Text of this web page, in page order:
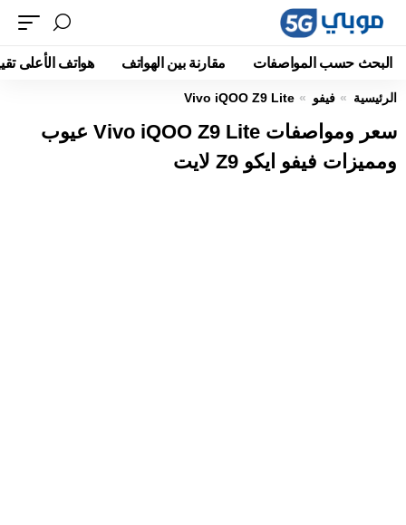
البحث حسب المواصفات مقارنة بين الهواتف هواتف الأعلى
الرئيسية فيفو Vivo iQOO Z9 Lite
سعر ومواصفات Vivo iQOO Z9 Lite عيوب
ومميزات فيفو ايكو Z9 لايت